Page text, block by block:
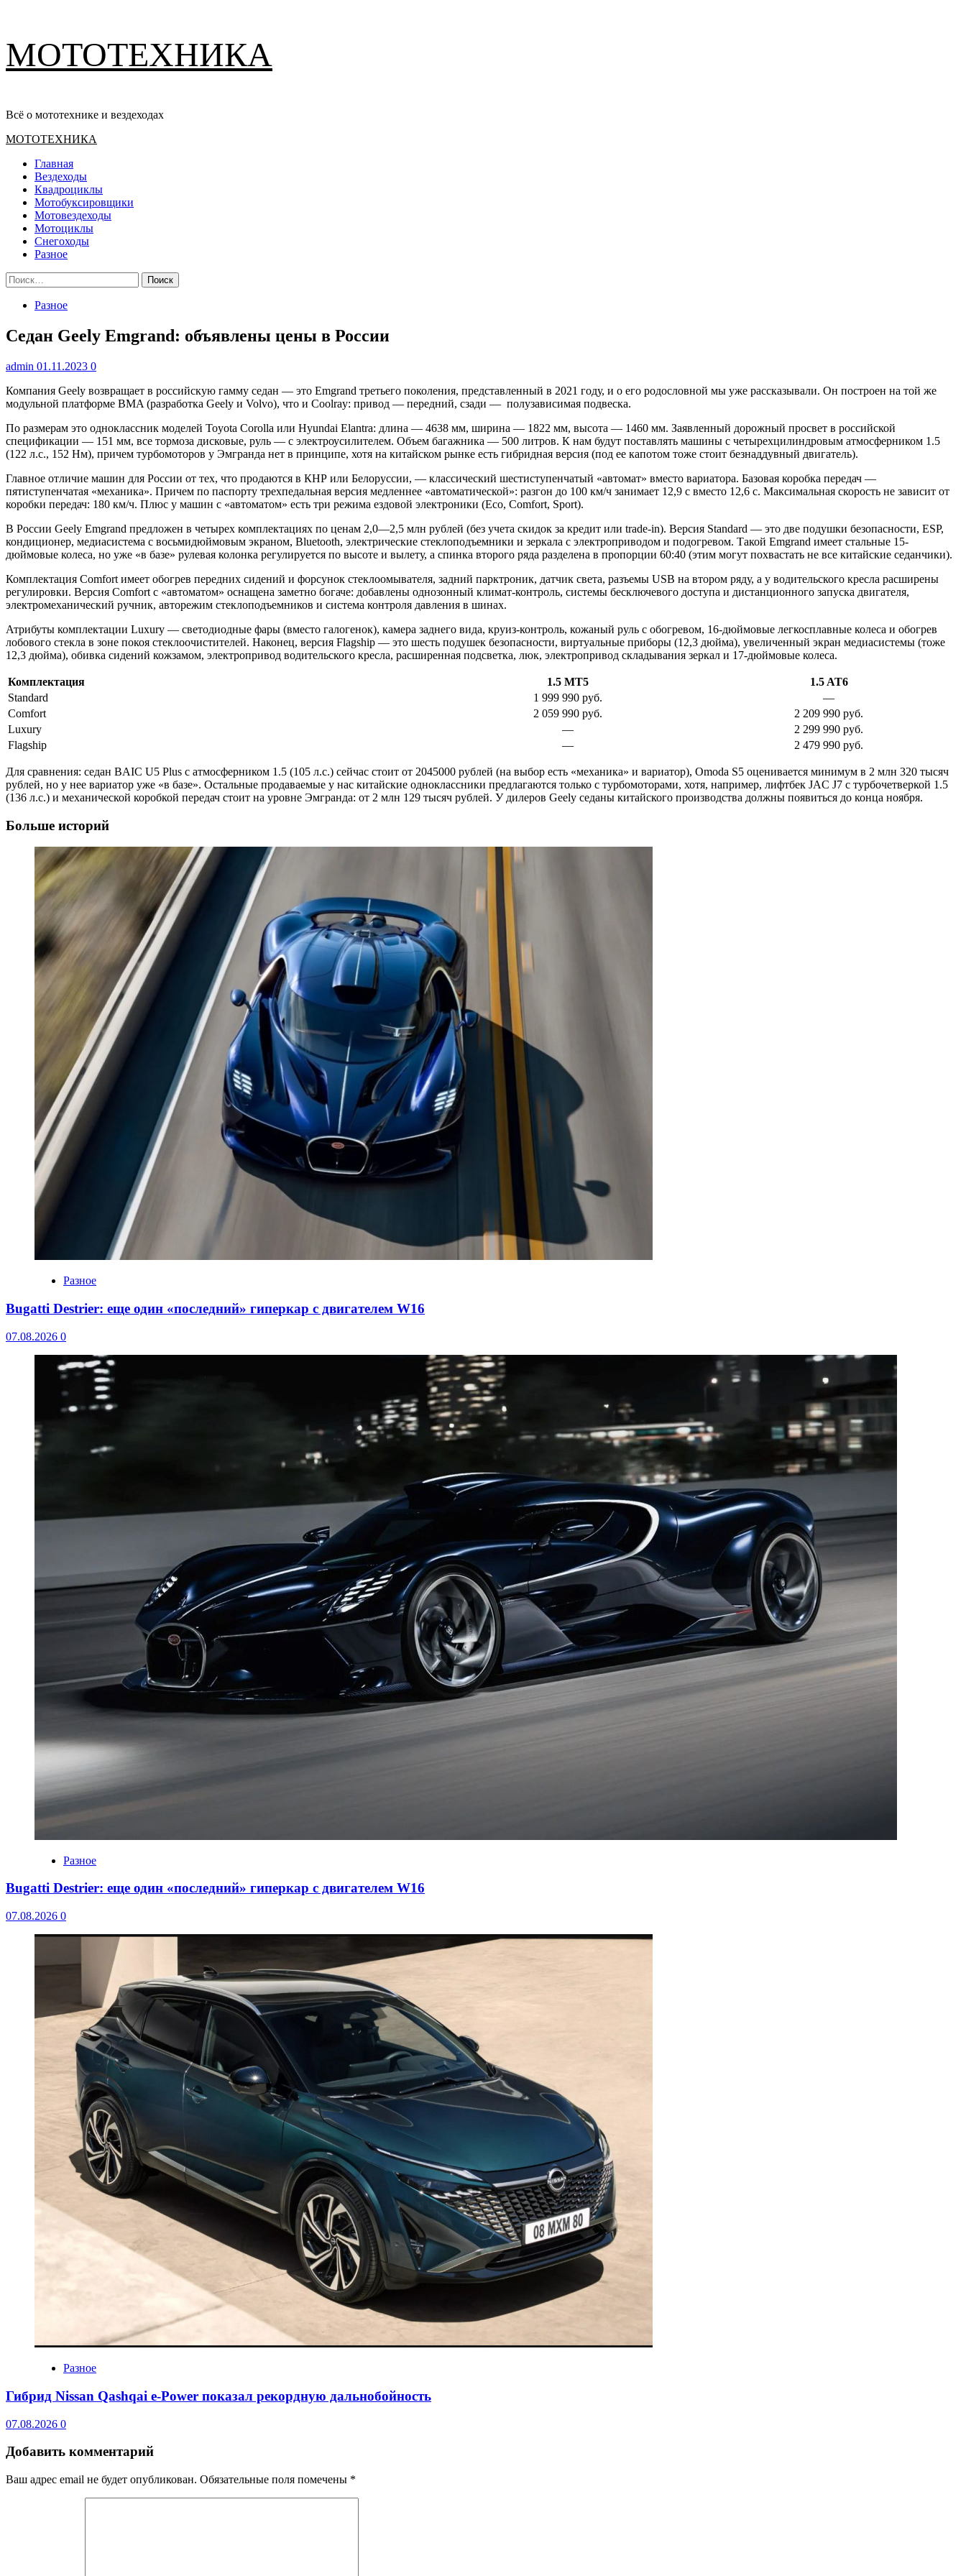
содержимому
МОТОТЕХНИКА
Всё о мототехнике и вездеходах
Основное
МОТОТЕХНИКА
Главная
Вездеходы
Квадроциклы
Мотобуксировщики
Мотовездеходы
Мотоциклы
Снегоходы
Разное
Найти:
Разное
Седан Geely Emgrand: объявлены цены в России
admin 01.11.2023 0
Компания Geely возвращает в российскую гамму седан — это Emgrand третьего поколения, представленный в 2021 году, и о его родословной мы уже рассказывали. Он построен на той же
модульной платформе BMA (разработка Geely и Volvo), что и Coolray: привод — передний, сзади — полузависимая подвеска.
По размерам это одноклассник моделей Toyota Corolla или Hyundai Elantra: длина — 4638 мм, ширина — 1822 мм, высота — 1460 мм. Заявленный дорожный просвет в российской
спецификации — 151 мм, все тормоза дисковые, руль — с электроусилителем. Объем багажника — 500 литров. К нам будут поставлять машины с четырехцилиндровым атмосферником 1.5
(122 л.с., 152 Нм), причем турбомоторов у Эмгранда нет в принципе, хотя на китайском рынке есть гибридная версия (под ее капотом тоже стоит безнаддувный двигатель).
Главное отличие машин для России от тех, что продаются в КНР или Белоруссии, — классический шестиступенчатый «автомат» вместо вариатора. Базовая коробка передач —
пятиступенчатая «механика». Причем по паспорту трехпедальная версия медленнее «автоматической»: разгон до 100 км/ч занимает 12,9 с вместо 12,6 с. Максимальная скорость не зависит от
коробки передач: 180 км/ч. Плюс у машин с «автоматом» есть три режима ездовой электроники (Eco, Comfort, Sport).
В России Geely Emgrand предложен в четырех комплектациях по ценам 2,0—2,5 млн рублей (без учета скидок за кредит или trade-in). Версия Standard — это две подушки безопасности, ESP,
кондиционер, медиасистема с восьмидюймовым экраном, Bluetooth, электрические стеклоподъемники и зеркала с электроприводом и подогревом. Такой Emgrand имеет стальные 15-
дюймовые колеса, но уже «в базе» рулевая колонка регулируется по высоте и вылету, а спинка второго ряда разделена в пропорции 60:40 (этим могут похвастать не все китайские седанчики).
Комплектация Comfort имеет обогрев передних сидений и форсунок стеклоомывателя, задний парктроник, датчик света, разъемы USB на втором ряду, а у водительского кресла расширены
регулировки. Версия Comfort с «автоматом» оснащена заметно богаче: добавлены однозонный климат-контроль, системы бесключевого доступа и дистанционного запуска двигателя,
электромеханический ручник, авторежим стеклоподъемников и система контроля давления в шинах.
Атрибуты комплектации Luxury — светодиодные фары (вместо галогенок), камера заднего вида, круиз-контроль, кожаный руль с обогревом, 16-дюймовые легкосплавные колеса и обогрев
лобового стекла в зоне покоя стеклоочистителей. Наконец, версия Flagship — это шесть подушек безопасности, виртуальные приборы (12,3 дюйма), увеличенный экран медиасистемы (тоже
12,3 дюйма), обивка сидений кожзамом, электропривод водительского кресла, расширенная подсветка, люк, электропривод складывания зеркал и 17-дюймовые колеса.
Комплектация 1.5 MT5
1.5 AT6
Standard
1 999 990 руб.
—
Comfort
2 059 990 руб.
2 209 990 руб.
Luxury
—
2 299 990 руб.
Flagship
— 2 479 990 руб.
Для сравнения: седан BAIC U5 Plus с атмосферником 1.5 (105 л.с.) сейчас стоит от 2045000 рублей (на выбор есть «механика» и вариатор), Omoda S5 оценивается минимум в 2 млн 320 тысяч
рублей, но у нее вариатор уже «в базе». Остальные продаваемые у нас китайские одноклассники предлагаются только с турбомоторами, хотя, например, лифтбек JAC J7 с турбочетверкой 1.5
(136 л.с.) и механической коробкой передач стоит на уровне Эмгранда: от 2 млн 129 тысяч рублей. У дилеров Geely седаны китайского производства должны появиться до конца ноября.
Больше историй
Разное
Bugatti Destrier: еще один «последний» гиперкар с двигателем W16
07.08.2026 0
Разное
Bugatti Destrier: еще один «последний» гиперкар с двигателем W16
07.08.2026 0
Разное
Гибрид Nissan Qashqai e-Power показал рекордную дальнобойность
07.08.2026 0
Добавить комментарий
Ваш адрес email не будет опубликован. Обязательные поля помечены *